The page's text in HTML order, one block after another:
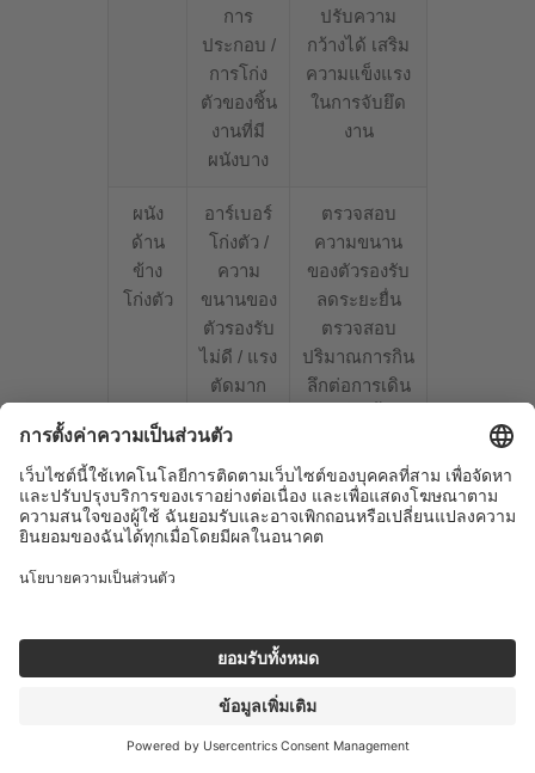
การ
ประกอบ /
การโก่ง
ตัวของชิ้น
งานที่มี
ผนังบาง
ปรับความ
กว้างได้ เสริม
ความแข็งแรง
ในการจับยึด
งาน
ผนัง
ด้าน
ข้าง
โก่งตัว
อาร์เบอร์
โก่งตัว /
ความ
ขนานของ
ตัวรองรับ
ไม่ดี / แรง
ตัดมาก
ตรวจสอบ
ความขนาน
ของตัวรองรับ
ลดระยะยื่น
ตรวจสอบ
ปริมาณการกิน
ลึกต่อการเดิน
คมตัด
บิ่น
หรือ
สึกหรอ
ก่อน
อันควร
เศษอุดตัน
/ แรง
กระแทก
สม่ำเสมอ
ปรับปรุงการ
คายเศษ ลด
อัตราป้อนเมื่อ
จำนวนฟัน
หรือ
ความเร็ว
ตัดสูงเกิน
ไป / การ
ก่อน จากนั้นจึง